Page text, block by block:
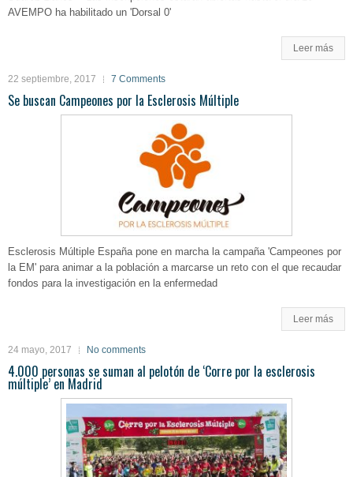
AVEMPO ha habilitado un 'Dorsal 0'
Leer más
22 septiembre, 2017 7 Comments
Se buscan Campeones por la Esclerosis Múltiple
Esclerosis Múltiple España pone en marcha la campaña 'Campeones por
la EM' para animar a la población a marcarse un reto con el que recaudar
fondos para la investigación en la enfermedad
Leer más
24 mayo, 2017 No comments
4.000 personas se suman al pelotón de ‘Corre por la esclerosis
múltiple’ en Madrid